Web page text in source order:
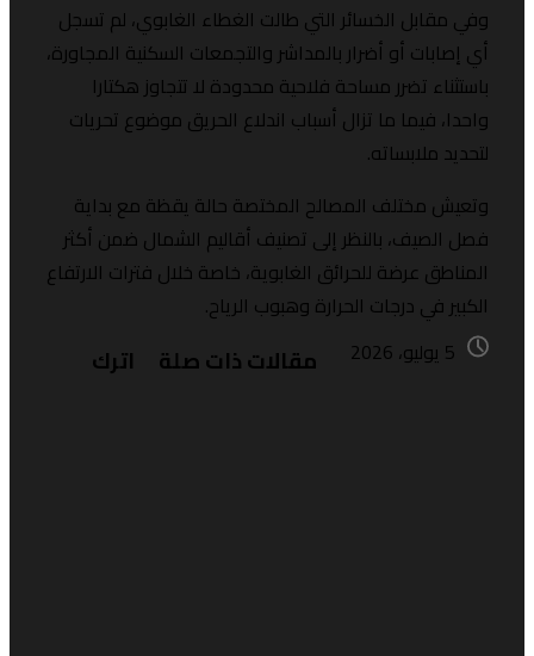
مقابل الخسائر التي طالت الغطاء الغابوي، لم تسجل
إصابات أو أضرار بالمداشر والتجمعات السكنية المجاورة،
تضرر مساحة فلاحية محدودة لا تتجاوز هكتارا
فيما ما تزال أسباب اندلاع الحريق موضوع تحريات
ملابساته.
مختلف المصالح المختصة حالة يقظة مع بداية
الصيف، بالنظر إلى تصنيف أقاليم الشمال ضمن أكثر
عرضة للحرائق الغابوية، خاصة خلال فترات الارتفاع
في درجات الحرارة وهبوب الرياح.
مقالات ذات صلة اترك